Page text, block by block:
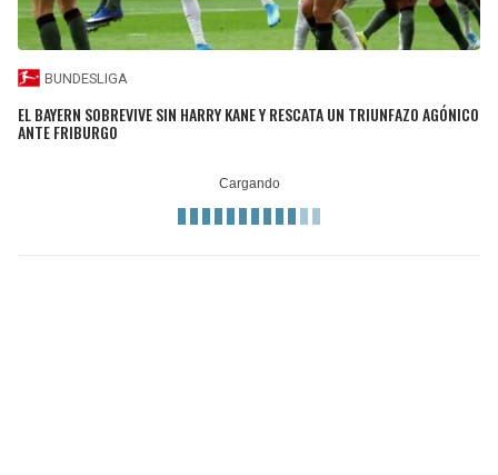
BUNDESLIGA
EL BAYERN SOBREVIVE SIN HARRY KANE Y RESCATA UN TRIUNFAZO AGÓNICO
ANTE FRIBURGO